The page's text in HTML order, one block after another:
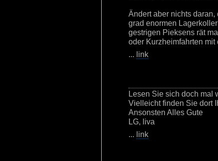
Ändert aber nichts
grad enormen
gestrigen Pieksens rät
oder Kurzheimfahrten mit
... link
Lesen Sie sich doch mal
Vielleicht finden Sie dort
Ansonsten Alles Gute
LG, liva
... link